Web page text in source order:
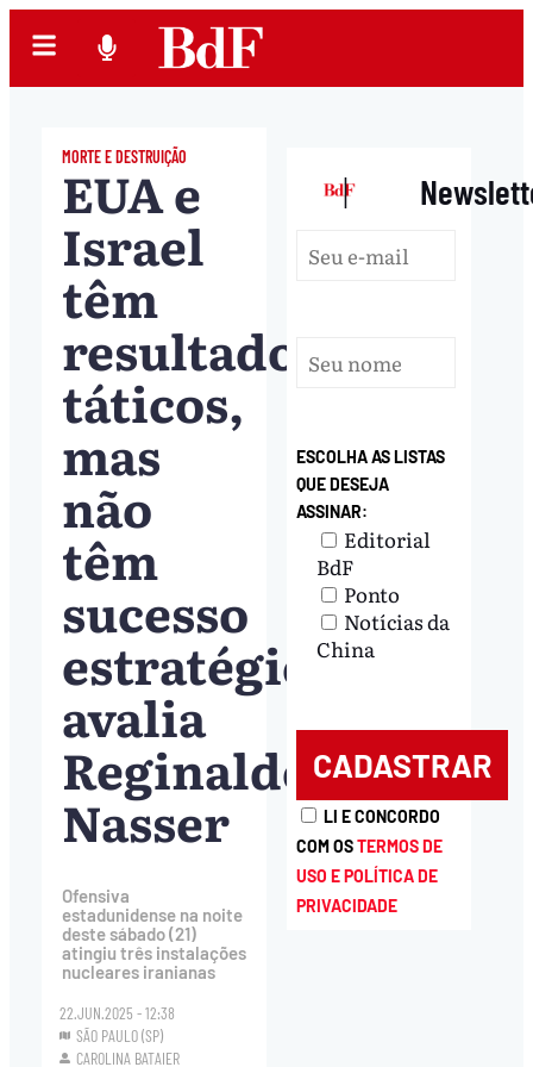
MORTE E DESTRUIÇÃO
EUA e
Israel
têm
resultados
táticos,
mas
não
têm
sucesso
estratégico,
avalia
Reginaldo
Nasser
Ofensiva
estadunidense na noite
deste sábado (21)
atingiu três instalações
nucleares iranianas
22.JUN.2025 - 12:38
SÃO PAULO (SP)
CAROLINA BATAIER
|
ESCOLHA AS LISTAS
QUE DESEJA
ASSINAR:
Editorial
BdF
Ponto
Notícias da
China
LI E CONCORDO
COM OSTERMOS DE
USO E POLÍTICA DE
PRIVACIDADE